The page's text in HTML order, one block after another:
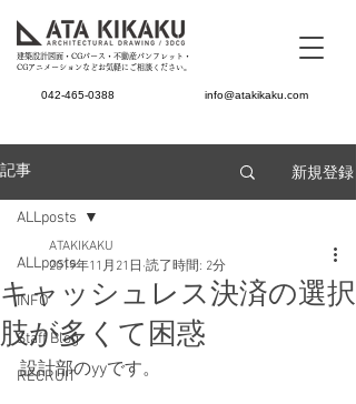
建築設計図面・CGパース・不動産パンフレット・
CGアニメーションなどお気軽にご相談ください。
042-465-0388 info@atakikaku.com
記事 新規登録
ALLposts
INFO
Staff Blog
RECRUIT
ALLposts
キャッシュレス決済の選択
肢が多くて困惑
ATAKIKAKU
2019年11月21日 読了時間: 2分
設計部のyyです。